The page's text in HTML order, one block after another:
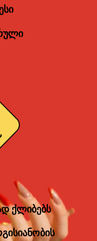
ქლიბებს